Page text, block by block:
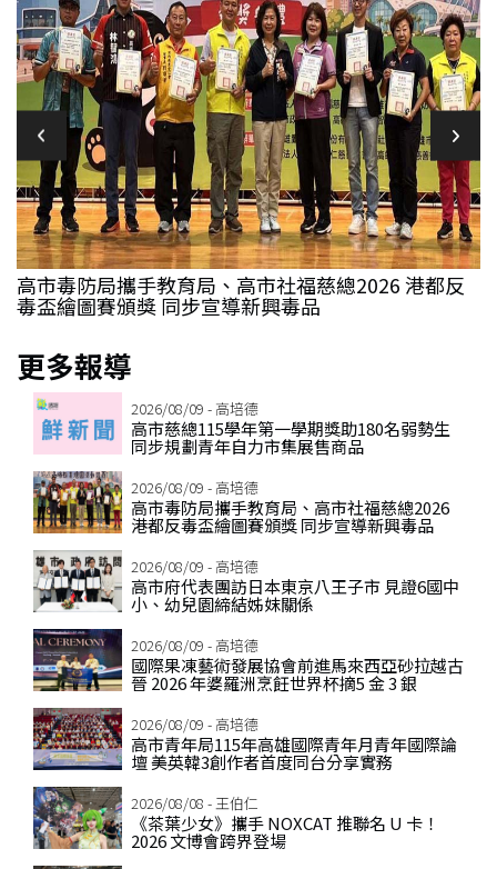
高市府代表團訪日本東京八王子市 見證6國中小、幼
兒園締結姊妺關係
更多報導
2026/08/09 - 高培德
高市慈總115學年第一學期獎助180名弱勢生
同步規劃青年自力市集展售商品
2026/08/09 - 高培德
高市毒防局攜手教育局、高市社福慈總2026
港都反毒盃繪圖賽頒獎 同步宣導新興毒品
2026/08/09 - 高培德
高市府代表團訪日本東京八王子市 見證6國中
小、幼兒園締結姊妺關係
2026/08/09 - 高培德
國際果凍藝術發展協會前進馬來西亞砂拉越古
晉 2026 年婆羅洲烹飪世界杯摘5 金 3 銀
2026/08/09 - 高培德
高市青年局115年高雄國際青年月青年國際論
壇 美英韓3創作者首度同台分享實務
2026/08/08 - 王伯仁
《茶葉少女》攜手 NOXCAT 推聯名 U 卡！
2026 文博會跨界登場